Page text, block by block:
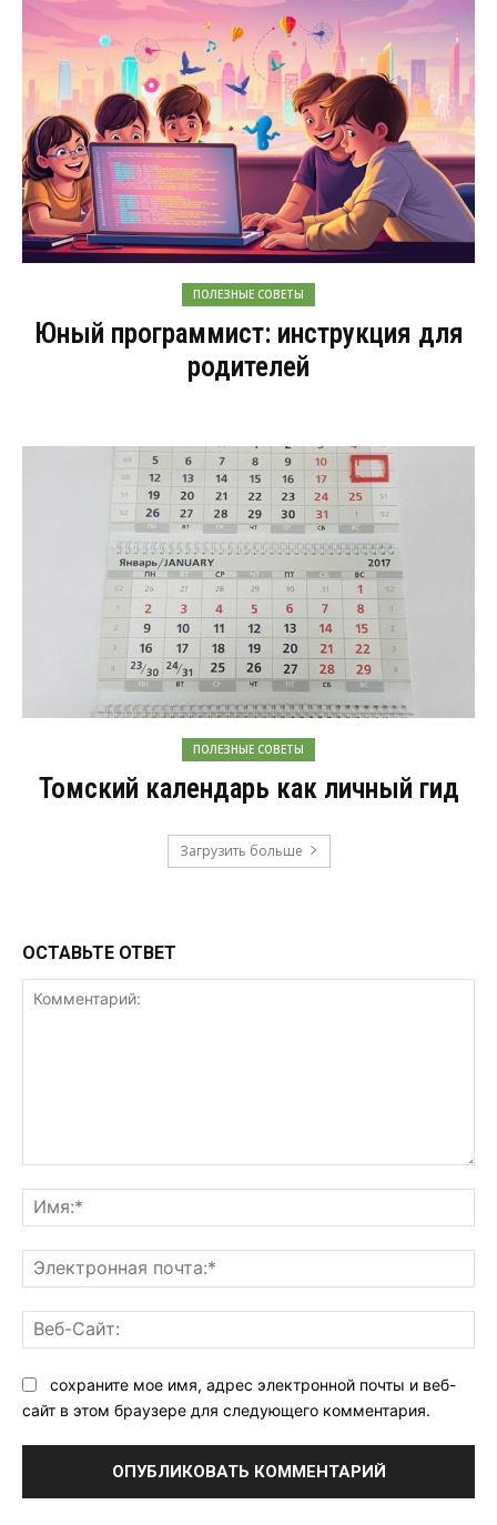
ПОЛЕЗНЫЕ СОВЕТЫ
Юный программист: инструкция для
родителей
ПОЛЕЗНЫЕ СОВЕТЫ
Томский календарь как личный гид
Загрузить больше
ОСТАВЬТЕ ОТВЕТ
сохраните мое имя, адрес электронной почты и веб-
сайт в этом браузере для следующего комментария.